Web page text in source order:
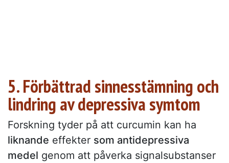
5. Förbättrad sinnesstämning och
lindring av depressiva symtom
Forskning tyder på att curcumin kan ha
liknande effekter som antidepressiva
medel genom att påverka signalsubstanser